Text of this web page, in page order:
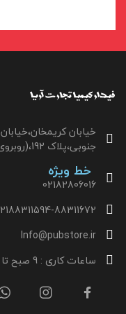
خیابان
جنوبی،پلاک 192،(روبروی بانک سپه)طبقه 3،واحد 14
خط ویژه
02182806016
88311672
Info@pubstore.ir
ساعات کاری : 9 صبح تا 6 عصر